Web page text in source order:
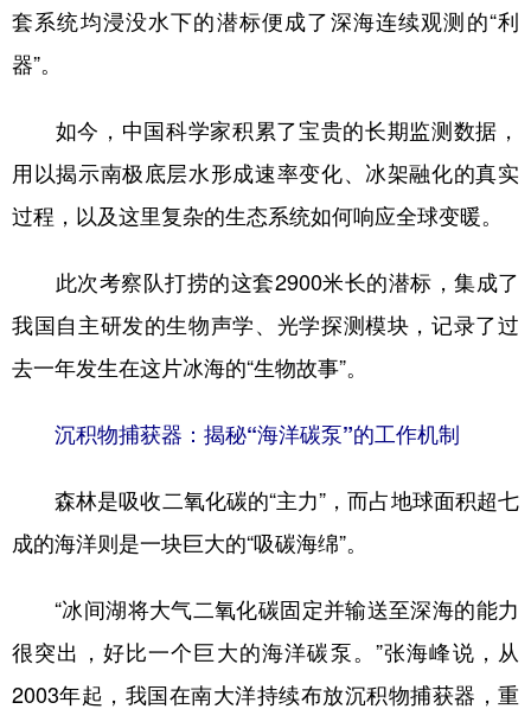
套系统均浸没水下的潜标便成了深海连续观测的“利
器”。
如今，中国科学家积累了宝贵的长期监测数据，
用以揭示南极底层水形成速率变化、冰架融化的真实
过程，以及这里复杂的生态系统如何响应全球变暖。
此次考察队打捞的这套2900米长的潜标，集成了
我国自主研发的生物声学、光学探测模块，记录了过
去一年发生在这片冰海的“生物故事”。
沉积物捕获器：揭秘“海洋碳泵”的工作机制
森林是吸收二氧化碳的“主力”，而占地球面积超七
成的海洋则是一块巨大的“吸碳海绵”。
“冰间湖将大气二氧化碳固定并输送至深海的能力
很突出，好比一个巨大的海洋碳泵。”张海峰说，从
2003年起，我国在南大洋持续布放沉积物捕获器，重